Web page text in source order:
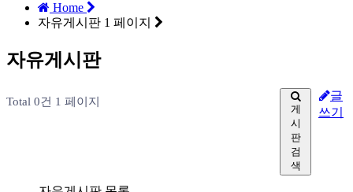
Home
자유게시판 1 페이지
자유게시판
Total 0건 1 페이지
게
시
판
검
색
글
쓰기